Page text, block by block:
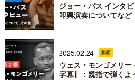
ジョー・パス インタ
即興演奏についてなど
2025.02.24 動画
ウェス・モンゴメリ
字幕】：親指で弾く